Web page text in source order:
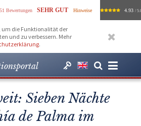
Bewertungen SEHR GUT Hinweise 4.93 /
um die Funktionalität der
und zu verbessern. Mehr
.
Sieben Nächte
de Palma im